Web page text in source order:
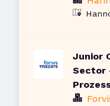
Junior
Sector